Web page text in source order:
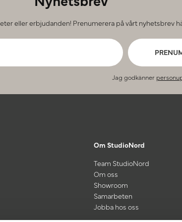
eller erbjudanden! Prenumerera på vårt nyhetsbrev
Jag godkänner
Om StudioNord
Team StudioNord
Om oss
Showroom
Samarbeten
Jobba hos oss